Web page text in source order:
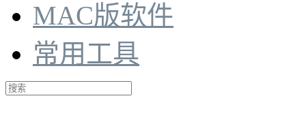
MAC版软件
常用工具